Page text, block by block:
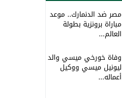
مصر ضد الدنمارك.. موعد
مباراة برونزية بطولة
العالم...
وفاة خورخي ميسي والد
ليونيل ميسي ووكيل
أعماله...